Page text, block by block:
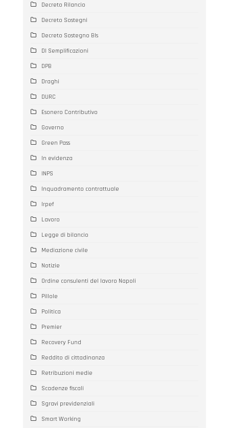
Decreto Rilancio
Decreto Sostegni
Decreto Sostegno BIs
Dl Semplificazioni
DPB
Draghi
DURC
Esonero Contributivo
Governo
Green Pass
In evidenza
INPS
Inquadramento contrattuale
Irpef
Lavoro
Legge di bilancio
Mediazione civile
Notizie
Ordine consulenti del lavoro Napoli
Pillole
Politica
Premier
Recovery Fund
Reddito di cittadinanza
Retribuzioni medie
Scadenze fiscali
Sgravi previdenziali
Smart Working